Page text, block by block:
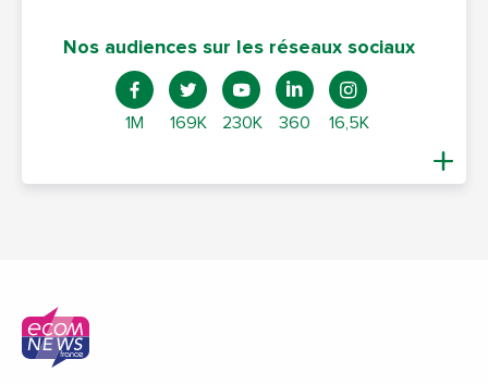
Nos audiences sur les réseaux sociaux
1M 169K 230K 360 16,5K